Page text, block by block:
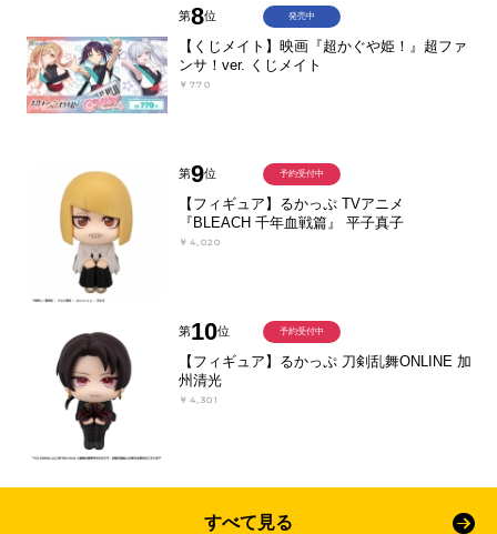
第8位
【くじメイト】映画『超かぐや姫！』超ファ
ンサ！ver. くじメイト
￥770
発売中
第9位
【フィギュア】るかっぷ TVアニメ
『BLEACH 千年血戦篇』 平子真子
￥4,020
予約受付中
第10位
【フィギュア】るかっぷ 刀剣乱舞ONLINE 加
州清光
￥4,301
予約受付中
すべて見る